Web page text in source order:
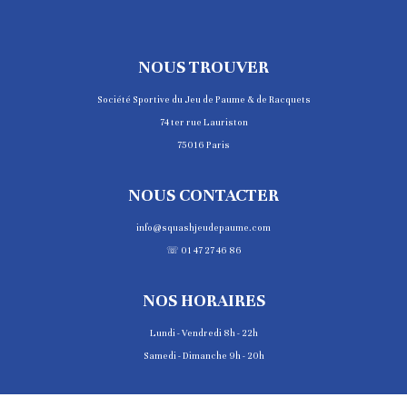
NOUS TROUVER
Société Sportive du Jeu de Paume & de Racquets
74 ter rue Lauriston
75016 Paris
NOUS CONTACTER
info@squashjeudepaume.com
☏ 01 47 27 46 86
NOS HORAIRES
Lundi - Vendredi 8h - 22h
Samedi - Dimanche 9h - 20h